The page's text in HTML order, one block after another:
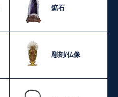
鉱石
彫刻/仏像